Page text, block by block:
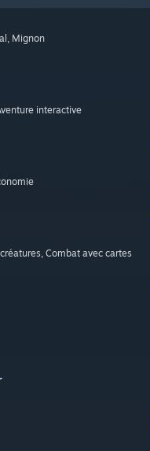
, Mignon
interactive
, Combat avec cartes